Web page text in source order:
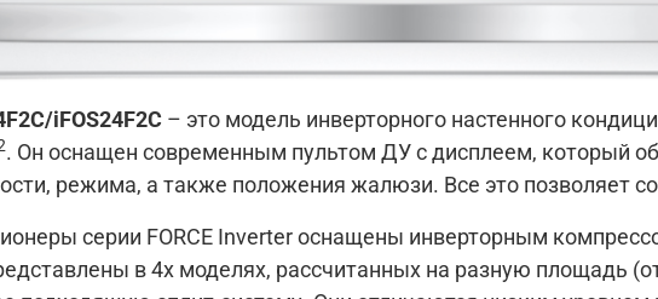
iFOS24F2С – это модель инверторного настенного
. Он оснащен современным пультом ДУ с дисплеем, который
режима, а также положения жалюзи. Все это позволяет
серии FORCE Inverter оснащены инверторным
в 4х моделях, рассчитанных на разную площадь